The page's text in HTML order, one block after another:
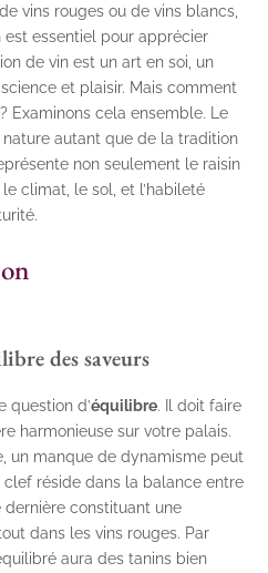
vins rouges ou de vins blancs,
est essentiel pour apprécier
de vin est un art en soi, un
et plaisir. Mais comment
Examinons cela ensemble. Le
autant que de la tradition
non seulement le raisin
climat, le sol, et l’habileté
des saveurs
question d’équilibre. Il doit faire
harmonieuse sur votre palais.
un manque de dynamisme peut
clef réside dans la balance entre
constituant une
dans les vins rouges. Par
aura des tanins bien